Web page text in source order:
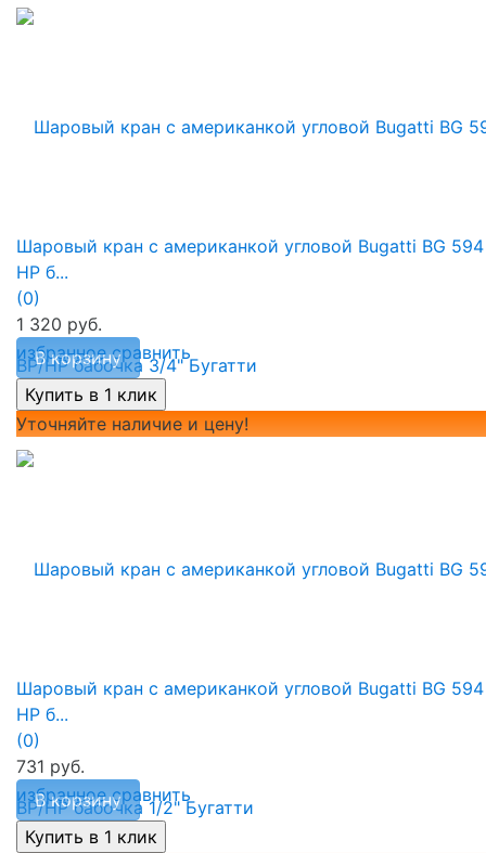
избранное сравнить
Шаровый кран с американкой угловой Bugatti BG
НР б...
(0)
1 320 руб.
В корзину
Уточняйте наличие и цену!
избранное сравнить
Шаровый кран с американкой угловой Bugatti BG
НР б...
(0)
731 руб.
В корзину